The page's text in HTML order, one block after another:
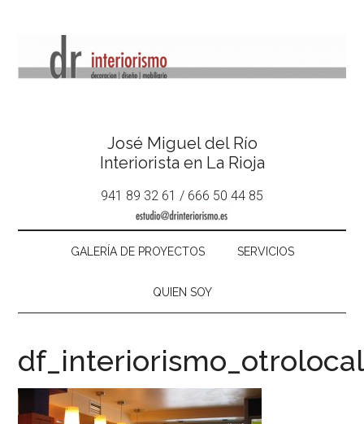
José Miguel del Río
Interiorista en La Rioja
941 89 32 61 / 666 50 44 85
GALERÍA DE PROYECTOS SERVICIOS
QUIEN SOY